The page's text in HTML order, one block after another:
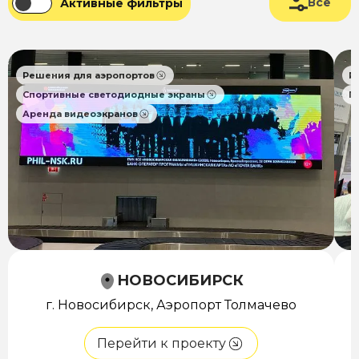
Решения для аэропортов
Спортивные светодиодные экраны
Аренда видеоэкранов
НОВОСИБИРСК
г. Новосибирск, Аэропорт Толмачево
Перейти к проекту